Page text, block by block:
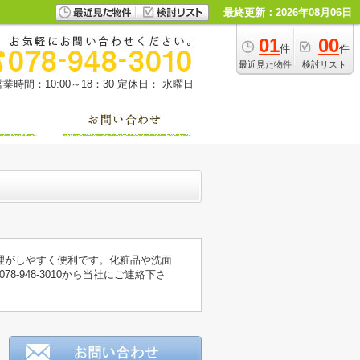
最終更新：2026年08月06日
01件
最近見た物件
00件
検討リスト
業時間：10:00～18：30 定休日： 水曜日
しやすく便利です。化粧品や洗面
948-3010から当社にご連絡下さ